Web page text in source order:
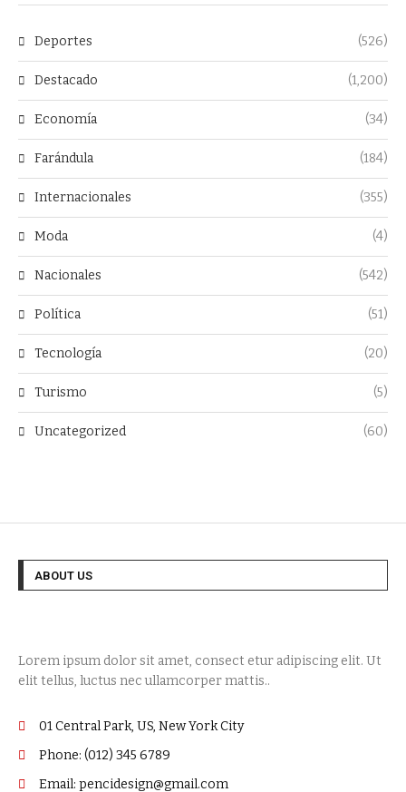
Deportes (526)
Destacado (1,200)
Economía (34)
Farándula (184)
Internacionales (355)
Moda (4)
Nacionales (542)
Política (51)
Tecnología (20)
Turismo (5)
Uncategorized (60)
ABOUT US
Lorem ipsum dolor sit amet, consect etur adipiscing elit. Ut
elit tellus, luctus nec ullamcorper mattis..
01 Central Park, US, New York City
Phone: (012) 345 6789
Email: pencidesign@gmail.com